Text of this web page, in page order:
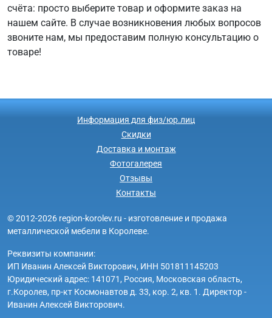
счёта: просто выберите товар и оформите заказ на
нашем сайте. В случае возникновения любых вопросов
звоните нам, мы предоставим полную консультацию о
товаре!
Информация для физ/юр.лиц
Скидки
Доставка и монтаж
Фотогалерея
Отзывы
Контакты
© 2012-2026 region-korolev.ru - изготовление и продажа
металлической мебели в Королеве.
Реквизиты компании:
ИП Иванин Алексей Викторович, ИНН 501811145203
Юридический адрес: 141071, Россия, Московская область,
г.Королев, пр-кт Космонавтов д. 33, кор. 2, кв. 1. Директор -
Иванин Алексей Викторович.